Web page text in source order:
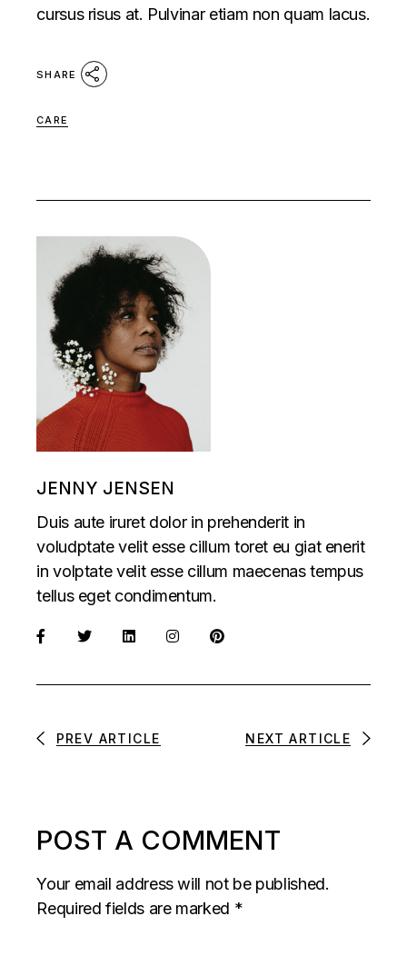
cursus risus at. Pulvinar etiam non quam lacus.
SHARE
CARE
JENNY JENSEN
Duis aute iruret dolor in prehenderit in
voludptate velit esse cillum toret eu giat enerit
in volptate velit esse cillum maecenas tempus
tellus eget condimentum.
PREV ARTICLE NEXT ARTICLE
POST A COMMENT
Your email address will not be published.
Required fields are marked *